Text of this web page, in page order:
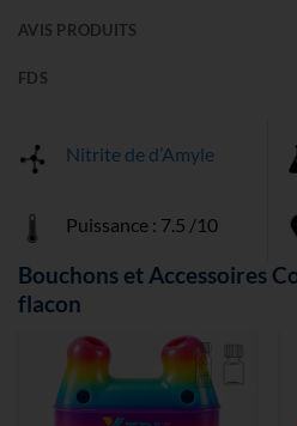
AVIS PRODUITS
FDS
Nitrite de d’Amyle
Puissance : 7.5 /10
Bouchons et Accessoires
flacon